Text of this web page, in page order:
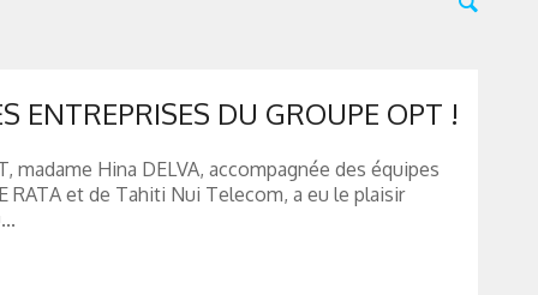
ENTREPRISES DU GROUPE OPT !
madame Hina DELVA, accompagnée des équipes
RATA et de Tahiti Nui Telecom, a eu le plaisir